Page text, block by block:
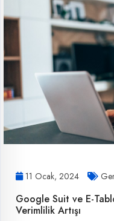
11 Ocak, 2024
Google Suit ve E-
Verimlilik Artışı